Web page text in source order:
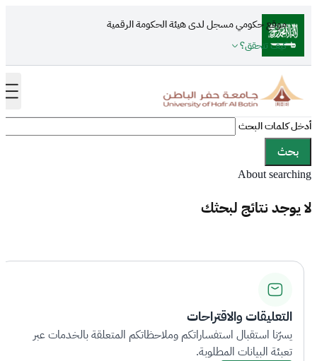
تجاوز إلى المحتوى الرئيسي
موقع حكومي مسجل لدى هيئة الحكومة الرقمية
كيف تتحقق؟
أدخل كلمات البحث
About searching
لا يوجد نتائج لبحثك
التعليقات والاقتراحات
يسرّنا استقبال استفساراتكم وملاحظاتكم المتعلقة بالخدمات عبر
تعبئة البيانات المطلوبة.